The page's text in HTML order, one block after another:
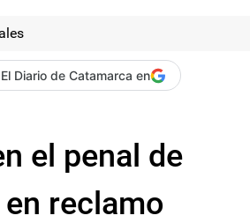
Diario de Catamarca en
el penal de
reclamo